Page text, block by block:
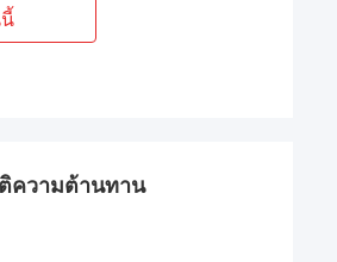
ความต้านทาน